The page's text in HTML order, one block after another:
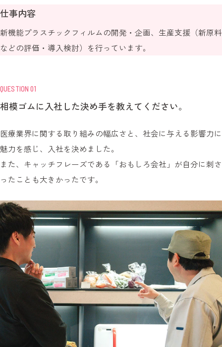
仕事内容
新機能プラスチックフィルムの開発・企画、生産支援（新原料
などの評価・導入検討）を行っています。
QUESTION 01
相模ゴムに入社した決め手を教えてください。
医療業界に関する取り組みの幅広さと、社会に与える影響力に
魅力を感じ、入社を決めました。
また、キャッチフレーズである「おもしろ会社」が自分に刺さ
ったことも大きかったです。